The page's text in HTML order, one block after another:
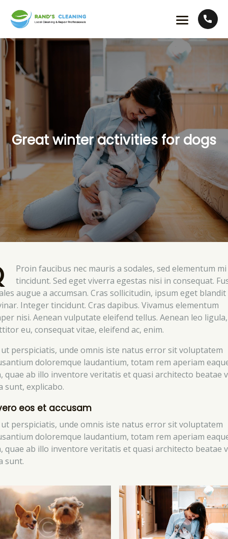
Great winter activities for dogs
Proin faucibus nec mauris a sodales, sed elementum mi
tincidunt. Sed eget viverra egestas nisi in consequat.
augue a accumsan. Cras sollicitudin, ipsum eget blandit
Integer tincidunt. Cras dapibus. Vivamus elementum
nisi. Aenean vulputate eleifend tellus. Aenean leo ligula,
eu, consequat vitae, eleifend ac, enim.
ut perspiciatis, unde omnis iste natus error sit voluptatem
doloremque laudantium, totam rem aperiam
quae ab illo inventore veritatis et quasi architecto beatae
sunt, explicabo.
eos et accusam
ut perspiciatis, unde omnis iste natus error sit voluptatem
doloremque laudantium, totam rem aperiam
quae ab illo inventore veritatis et quasi architecto beatae
sunt.